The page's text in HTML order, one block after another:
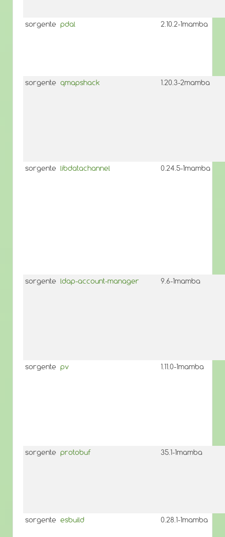
sorgente pdal 2.10.2-1mamba
sorgente qmapshack 1.20.3-2mamba
sorgente libdatachannel 0.24.5-1mamba
sorgente ldap-account-manager 9.6-1mamba
sorgente pv 1.11.0-1mamba
sorgente protobuf 35.1-1mamba
sorgente esbuild 0.28.1-1mamba